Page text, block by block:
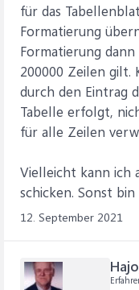
für das
Formatierung
Formatierung
200000 Zeilen gilt.
durch den Eintrag
Tabelle erfolgt,
für alle Zeilen
Vielleicht kann ich
schicken. Sonst
12. September 2021